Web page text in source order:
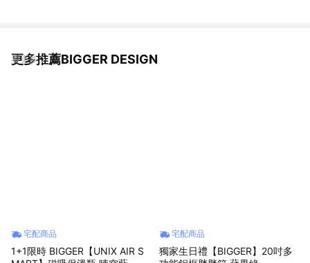
更多推薦BIGGER DESIGN
看更多
宅配商品
1+1限時 BIGGER【UNIX AIR S
宅配商品
獨家生日禮【BIGGER】20吋多